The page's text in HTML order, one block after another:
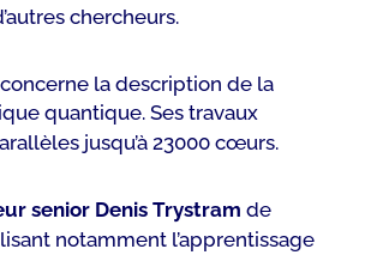
chercheurs.
la description de la
quantique. Ses travaux
jusqu’à 23000 cœurs.
senior Denis Trystram de
notamment l’apprentissage